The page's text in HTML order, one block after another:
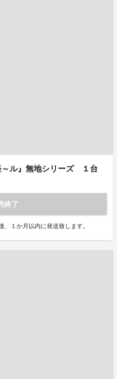
～ル』無地シリーズ １台
終了
、１か月以内に発送致します。